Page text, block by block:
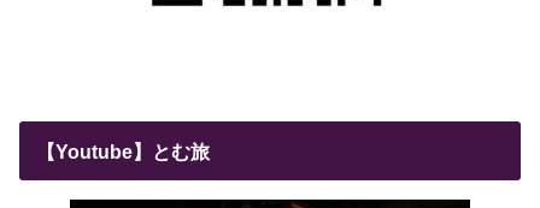
【Youtube】とむ旅